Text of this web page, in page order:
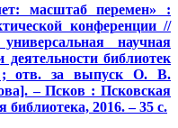
масштаб перемен» :
конференции //
научная
библиотек
; отв. за выпуск О. В.
– Псков : Псковская
библиотека, 2016. – 35 с.